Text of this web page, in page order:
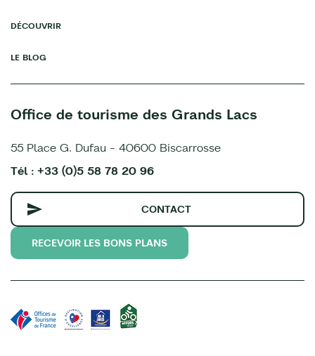
DÉCOUVRIR
LE BLOG
Office de tourisme des Grands Lacs
55 Place G. Dufau - 40600 Biscarrosse
Tél : +33 (0)5 58 78 20 96
CONTACT
RECEVOIR LES BONS PLANS